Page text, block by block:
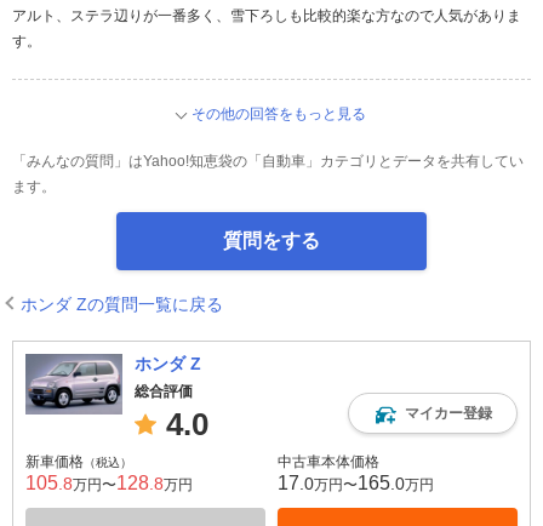
アルト、ステラ辺りが一番多く、雪下ろしも比較的楽な方なので人気がありま
す。
その他の回答をもっと見る
「みんなの質問」はYahoo!知恵袋の「自動車」カテゴリとデータを共有してい
ます。
質問をする
ホンダ Zの質問一覧に戻る
ホンダ Z
総合評価
4.0 マイカー登録
新車価格 （税込）
105 .8万円〜128 .8万円
中古車本体価格
17 .0万円〜165 .0万円